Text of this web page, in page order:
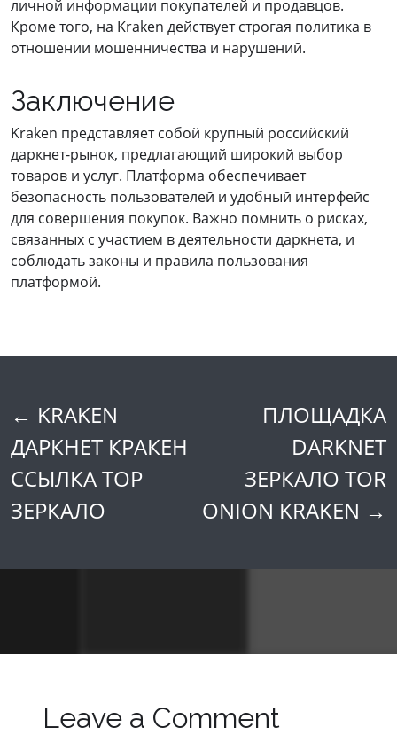
личной информации покупателей и продавцов.
Кроме того, на Kraken действует строгая политика в
отношении мошенничества и нарушений.
Заключение
Kraken представляет собой крупный российский
даркнет-рынок, предлагающий широкий выбор
товаров и услуг. Платформа обеспечивает
безопасность пользователей и удобный интерфейс
для совершения покупок. Важно помнить о рисках,
связанных с участием в деятельности даркнета, и
соблюдать законы и правила пользования
платформой.
Post
navigation
← KRAKEN
ДАРКНЕТ КРАКЕН
ССЫЛКА ТОР
ЗЕРКАЛО
ПЛОЩАДКА
DARKNET
ЗЕРКАЛО TOR
ONION KRAKEN →
Leave a Comment